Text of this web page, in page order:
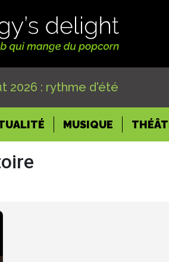
2026 : rythme d'été
MUSIQUE